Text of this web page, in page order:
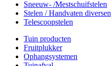
Sneeuw- /Mestschuifstelen
Stelen / Handvaten diversen
Telescoopstelen
Tuin producten
Fruitplukker
Ophangsystemen